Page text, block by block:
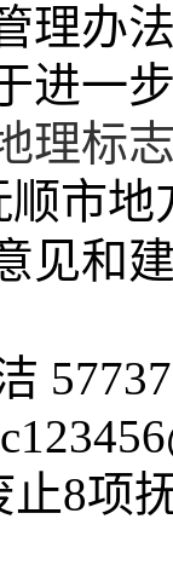
理办
进一
理标
顺市地
见和
止8项